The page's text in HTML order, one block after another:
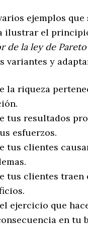
ejemplos que
ilustrar el
de la ley de Pareto
variantes y
la riqueza
tus resultados
esfuerzos.
tus clientes
tus clientes traen
ejercicio que
en tu